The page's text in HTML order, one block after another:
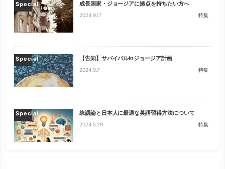
Special 成長国家・ジョージアに拠点を持ちたい方へ
2024.9.17 特集
Special 【告知】サバイバルinジョージア計画
2024.9.7 特集
Special 統語論と日本人に最適な英語習得方法について
2024.5.29 特集